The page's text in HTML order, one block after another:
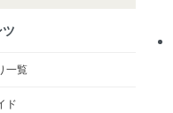
一覧
ド